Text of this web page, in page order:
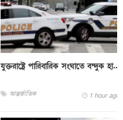
যুক্তরাষ্ট্রে পারিবারিক সংঘাতে বন্দুক হা...
আন্তর্জাতিক 1 hour ago